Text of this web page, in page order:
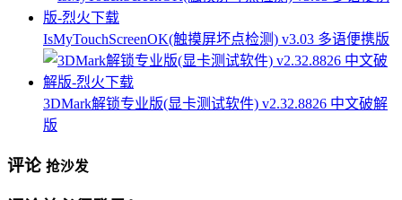
IsMyTouchScreenOK(触摸屏坏点检测) v3.03 多语便携版
3DMark解锁专业版(显卡测试软件) v2.32.8826 中文破解
版
评论 抢沙发